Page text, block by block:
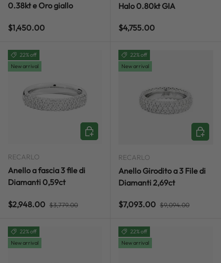
0.38kt e Oro giallo
Regular price
$1,450.00
Halo 0.80kt GIA
Regular price
$4,755.00
22% off
New arrival
RECARLO
Anello a fascia 3 file di
Diamanti 0,59ct
Sale price
$2,948.00 Regular price
$3,779.00
ADD TO CART
22% off
New arrival
RECARLO
Anello Girodito a 3 File di
Diamanti 2,69ct
Sale price
$7,093.00 Regular price
$9,094.00
ADD
22% off
New arrival
22% off
New arrival